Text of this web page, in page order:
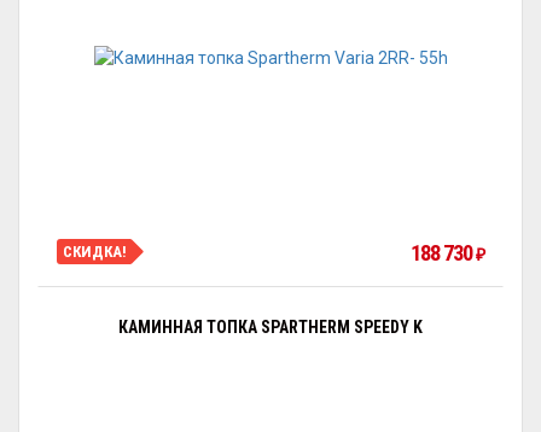
СКИДКА! 188 730₽
КАМИННАЯ ТОПКА SPARTHERM SPEEDY K